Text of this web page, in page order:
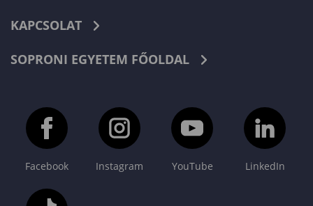
KAPCSOLAT
SOPRONI EGYETEM FŐOLDAL
Facebook Instagram YouTube LinkedIn